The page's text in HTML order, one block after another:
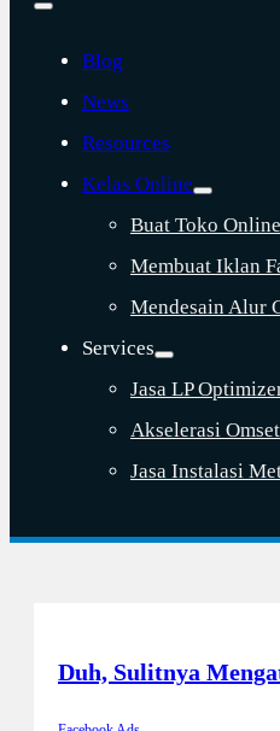
Blog
News
Resources
Kelas Online
Buat Toko
Membuat Iklan
Mendesain Alur
Services
Jasa LP
Akselerasi
Jasa Instalasi
Duh, Sulitnya